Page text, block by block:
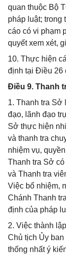
quan thuộc Bộ
pháp luật; trong
cáo có vi phạm
quyết xem xét,
10. Thực hiện
định tại Điều 26
Điều 9. Thanh
1. Thanh tra
đạo, lãnh đạo
Sở thực hiện
và thanh tra
nhiệm vụ,
Thanh tra Sở
và Thanh tra
Việc bổ nhiệm,
Chánh Thanh
định của pháp
2. Việc thành
Chủ tịch Ủy
thống nhất ý